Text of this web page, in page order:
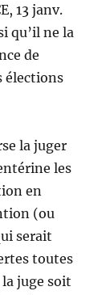
13 janv.
qu’il ne la
de
élections
la juger
les
en
(ou
serait
toutes
juge soit